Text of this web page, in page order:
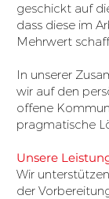
geschickt auf
dass diese im
Mehrwert
In unserer
wir auf den
offene
pragmatische
Unsere
Wir
der